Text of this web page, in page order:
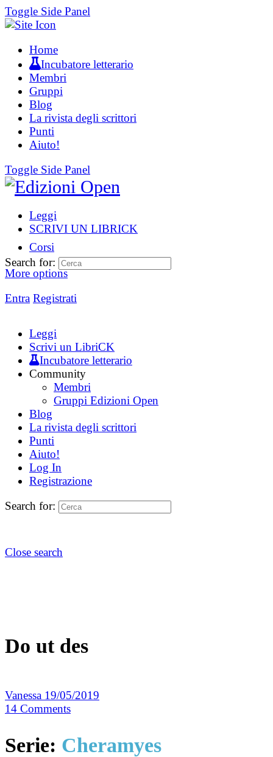
Toggle Side Panel
Home
Incubatore letterario
Membri
Gruppi
Blog
La rivista degli scrittori
Punti
Aiuto!
Toggle Side Panel
Leggi
SCRIVI UN LIBRICK
Corsi
More options
Entra Registrati
Search for:
Leggi
Scrivi un LibriCK
Incubatore letterario
Community
Membri
Gruppi Edizioni Open
Blog
La rivista degli scrittori
Punti
Aiuto!
Log In
Registrazione
Search for:
Close search
Do ut des
Vanessa 19/05/2019
14 Comments
Serie: Cheramyes